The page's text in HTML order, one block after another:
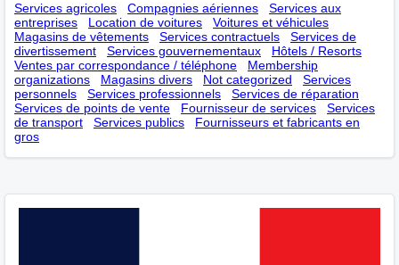
Services agricoles Compagnies aériennes
Services aux
entreprises
Location de voitures
Voitures et véhicules
Magasins de vêtements
Services contractuels
Services de
divertissement
Services gouvernementaux
Hôtels / Resorts
Ventes par correspondance / téléphone
Membership
оrganizations
Magasins divers Not categorized
Services
personnels
Services professionnels
Services de réparation
Services de points de vente
Fournisseur de services
Services
de transport
Services publics
Fournisseurs et fabricants en
gros